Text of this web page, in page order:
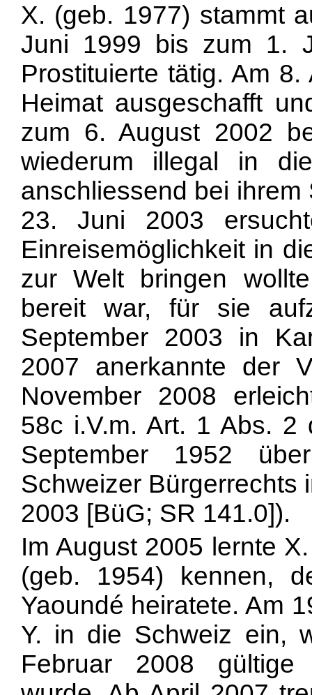
X. (geb. 1977) stammt
Juni 1999 bis zum 1.
Prostituierte tätig. Am
Heimat ausgeschafft
zum 6. August 2002
wiederum illegal in
anschliessend bei
23. Juni 2003
Einreisemöglichkeit in
zur Welt bringen
bereit war, für sie
September 2003 in
2007 anerkannte der
November 2008
58c i.V.m. Art. 1 Abs. 2
September 1952
Schweizer Bürgerrechts
2003 [BüG; SR 141.0]).
Im August 2005 lernte
(geb. 1954) kennen,
Yaoundé heiratete. Am
Y. in die Schweiz ein,
Februar 2008 gültige